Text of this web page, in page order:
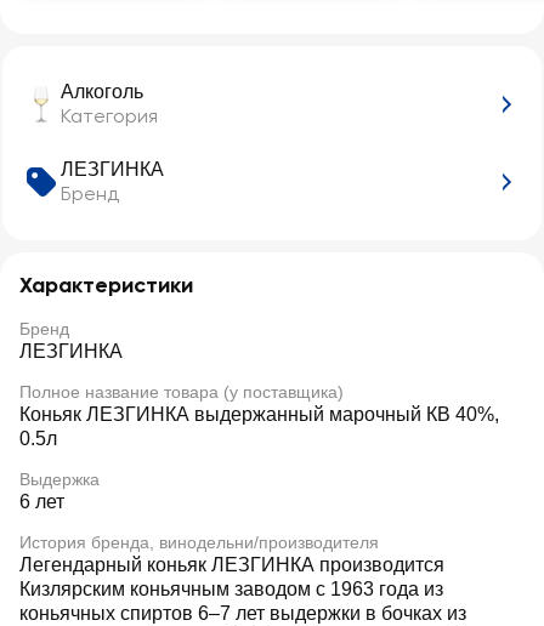
Алкоголь
Категория
ЛЕЗГИНКА
Бренд
Характеристики
Бренд
ЛЕЗГИНКА
Полное название товара (у поставщика)
Коньяк ЛЕЗГИНКА выдержанный марочный КВ 40%,
0.5л
Выдержка
6 лет
История бренда, винодельни/производителя
Легендарный коньяк ЛЕЗГИНКА производится
Кизлярским коньячным заводом с 1963 года из
коньячных спиртов 6–7 лет выдержки в бочках из